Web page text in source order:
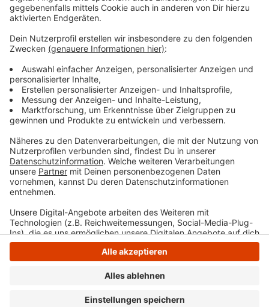
Freizeit und Fitness Gesundheit
Umwelt und Wohnen
Anzeige
Anzeige
Anzeige